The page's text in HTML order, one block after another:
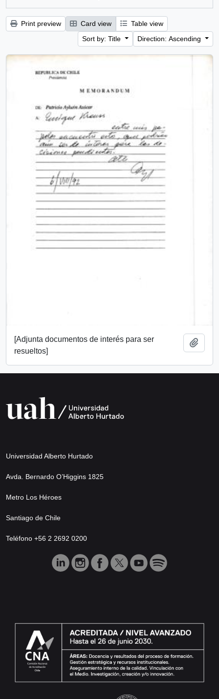
Print preview Card view
Table view
Sort by: Title
Direction: Ascending
[Adjunta documentos de interés para ser
resueltos]
Universidad Alberto Hurtado
Avda. Bernardo O’Higgins 1825
Metro Los Héroes
Santiago de Chile
Teléfono +56 2 2692 0200